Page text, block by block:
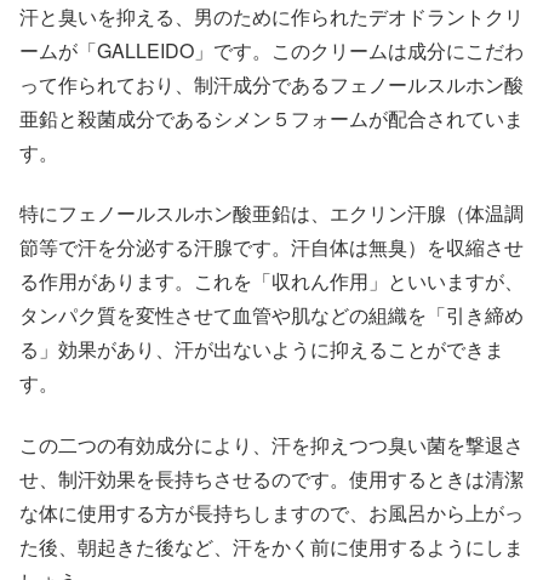
汗と臭いを抑える、男のために作られたデオドラントクリ
ームが「GALLEIDO」です。このクリームは成分にこだわ
って作られており、制汗成分であるフェノールスルホン酸
亜鉛と殺菌成分であるシメン５フォームが配合されていま
す。
特にフェノールスルホン酸亜鉛は、エクリン汗腺（体温調
節等で汗を分泌する汗腺です。汗自体は無臭）を収縮させ
る作用があります。これを「収れん作用」といいますが、
タンパク質を変性させて血管や肌などの組織を「引き締め
る」効果があり、汗が出ないように抑えることができま
す。
この二つの有効成分により、汗を抑えつつ臭い菌を撃退さ
せ、制汗効果を長持ちさせるのです。使用するときは清潔
な体に使用する方が長持ちしますので、お風呂から上がっ
た後、朝起きた後など、汗をかく前に使用するようにしま